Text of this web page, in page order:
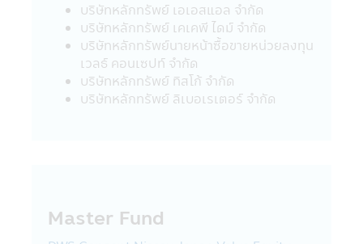
และ Principal Financial Group :
บริษัทฯอาจเปิดเผยข้อมูลส่วนบุคคลของท่านใน
กลุ่มของ CIMB-Principal และ Principal
Financial Group เช่น
• แนะนำสินค้าและบริการทางการเงิน เช่น
หน่วยลงทุนกองทุนรวมที่อยู่ในความสนใจของ
ต่อท่าน
บริษัทหลักทรัพย์ เอเอสแอล จำกัด
บริษัทหลักทรัพย์ เคเคพี ไดม์ จำกัด
บริษัทหลักทรัพย์นายหน้าซื้อขายหน่วยลงทุน
เวลธ์ คอนเซปท์ จำกัด
บริษัทหลักทรัพย์ ทิสโก้ จำกัด
บริษัทหลักทรัพย์ ลิเบอเรเตอร์ จํากัด
Master Fund